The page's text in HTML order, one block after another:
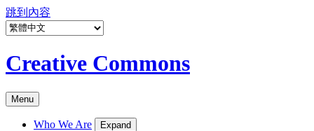
跳到內容
Creative Commons
Menu
Who We Are Expand